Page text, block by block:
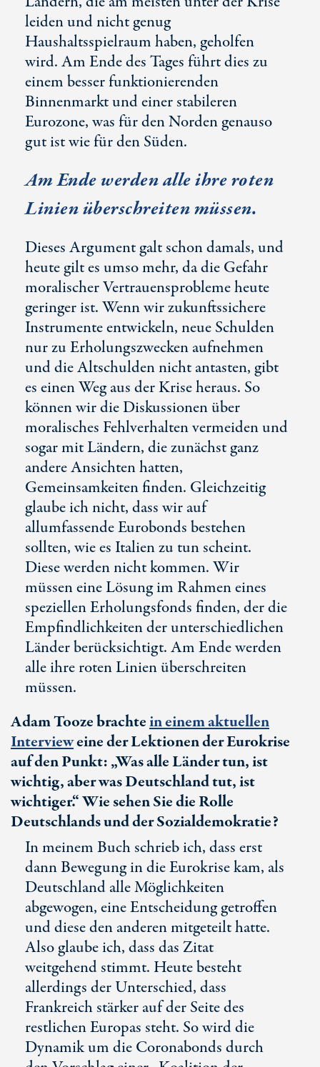
leiden und nicht genug
Haushaltsspielraum haben, geholfen
wird. Am Ende des Tages führt dies zu
einem besser funktionierenden
Binnenmarkt und einer stabileren
Eurozone, was für den Norden genauso
gut ist wie für den Süden.
Am Ende werden alle ihre roten
Linien überschreiten müssen.
Dieses Argument galt schon damals, und
heute gilt es umso mehr, da die Gefahr
moralischer Vertrauensprobleme heute
geringer ist. Wenn wir zukunftssichere
Instrumente entwickeln, neue Schulden
nur zu Erholungszwecken aufnehmen
und die Altschulden nicht antasten, gibt
es einen Weg aus der Krise heraus. So
können wir die Diskussionen über
moralisches Fehlverhalten vermeiden und
sogar mit Ländern, die zunächst ganz
andere Ansichten hatten,
Gemeinsamkeiten finden. Gleichzeitig
glaube ich nicht, dass wir auf
allumfassende Eurobonds bestehen
sollten, wie es Italien zu tun scheint.
Diese werden nicht kommen. Wir
müssen eine Lösung im Rahmen eines
speziellen Erholungsfonds finden, der die
Empfindlichkeiten der unterschiedlichen
Länder berücksichtigt. Am Ende werden
alle ihre roten Linien überschreiten
müssen.
Adam Tooze brachtein einem aktuellen
Intervieweine der Lektionen der Eurokrise
auf den Punkt: „Was alle Länder tun, ist
wichtig, aber was Deutschland tut, ist
wichtiger.“ Wie sehen Sie die Rolle
Deutschlands und der Sozialdemokratie?
In meinem Buch schrieb ich, dass erst
dann Bewegung in die Eurokrise kam, als
Deutschland alle Möglichkeiten
abgewogen, eine Entscheidung getroffen
und diese den anderen mitgeteilt hatte.
Also glaube ich, dass das Zitat
weitgehend stimmt. Heute besteht
allerdings der Unterschied, dass
Frankreich stärker auf der Seite des
restlichen Europas steht. So wird die
Dynamik um die Coronabonds durch